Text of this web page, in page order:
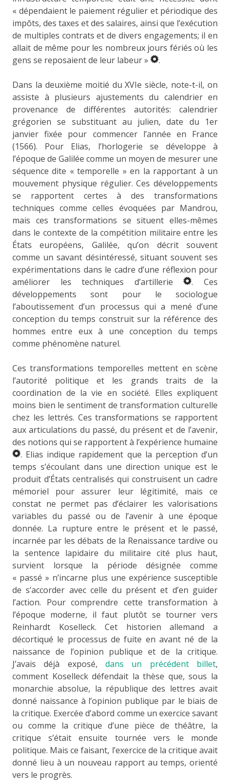
« dépendaient le paiement régulier et périodique des
impôts, des taxes et des salaires, ainsi que l’exécution
de multiples contrats et de divers engagements; il en
allait de même pour les nombreux jours fériés où les
gens se reposaient de leur labeur »
.
Dans la deuxième moitié du XVIe siècle, note-t-il, on
assiste à plusieurs ajustements du calendrier en
provenance de différentes autorités: calendrier
grégorien se substituant au julien, date du 1er
janvier fixée pour commencer l’année en France
(1566). Pour Elias, l’horlogerie se développe à
l’époque de Galilée comme un moyen de mesurer une
séquence dite « temporelle » en la rapportant à un
mouvement physique régulier. Ces développements
se rapportent certes à des transformations
techniques comme celles évoquées par Mandrou,
mais ces transformations se situent elles-mêmes
dans le contexte de la compétition militaire entre les
États européens, Galilée, qu’on décrit souvent
comme un savant désintéressé, situant souvent ses
expérimentations dans le cadre d’une réflexion pour
améliorer les techniques d’artillerie
. Ces
développements sont pour le sociologue
l’aboutissement d’un processus qui a mené d’une
conception du temps construit sur la référence des
hommes entre eux à une conception du temps
comme phénomène naturel.
Ces transformations temporelles mettent en scène
l’autorité politique et les grands traits de la
coordination de la vie en société. Elles expliquent
moins bien le sentiment de transformation culturelle
chez les lettrés. Ces transformations se rapportent
aux articulations du passé, du présent et de l’avenir,
des notions qui se rapportent à l’expérience humaine
. Elias indique rapidement que la perception d’un
temps s’écoulant dans une direction unique est le
produit d’États centralisés qui construisent un cadre
mémoriel pour assurer leur légitimité, mais ce
constat ne permet pas d’éclairer les valorisations
variables du passé ou de l’avenir à une époque
donnée. La rupture entre le présent et le passé,
incarnée par les débats de la Renaissance tardive ou
la sentence lapidaire du militaire cité plus haut,
survient lorsque la période désignée comme
« passé » n’incarne plus une expérience susceptible
de s’accorder avec celle du présent et d’en guider
l’action. Pour comprendre cette transformation à
l’époque moderne, il faut plutôt se tourner vers
Reinhardt Koselleck. Cet historien allemand a
décortiqué le processus de fuite en avant né de la
naissance de l’opinion publique et de la critique.
J’avais déjà exposé, dans un précédent billet,
comment Koselleck défendait la thèse que, sous la
monarchie absolue, la république des lettres avait
donné naissance à l’opinion publique par le biais de
la critique. Exercée d’abord comme un exercice savant
ou comme la critique d’une pièce de théâtre, la
critique s’était ensuite tournée vers le monde
politique. Mais ce faisant, l’exercice de la critique avait
donné lieu à un nouveau rapport au temps, orienté
vers le progrès.